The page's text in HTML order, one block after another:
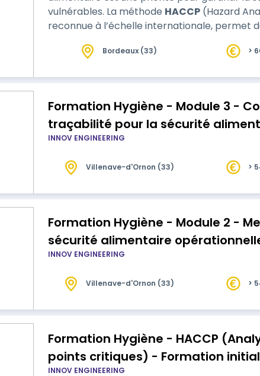
vulnérables. La méthode HACCP(Hazard
reconnue à l’échelle internationale, permet
appliquer les principes fondamentaux de l…
Bordeaux (33) >
Formation Hygiène - Module 3 -
traçabilité pour la sécurité
INNOV ENGINEERING
Villenave-d'Ornon (33) >
Formation Hygiène - Module 2 -
sécurité alimentaire
INNOV ENGINEERING
Villenave-d'Ornon (33) >
Formation Hygiène - HACCP
points critiques) - Formation
INNOV ENGINEERING